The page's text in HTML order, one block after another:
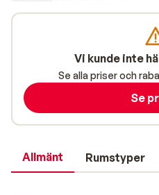
Allmänt Rumstyper
Vi kunde inte
Se alla priser och
Se